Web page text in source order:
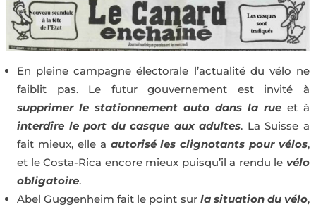
En pleine campagne électorale l’actualité du vélo ne
faiblit pas. Le futur gouvernement est invité à
supprimer le stationnement auto dans la rue et à
interdire le port du casque aux adultes. La Suisse a
fait mieux, elle a autorisé les clignotants pour vélos,
et le Costa-Rica encore mieux puisqu’il a rendu levélo
obligatoire.
Abel Guggenheim fait le point sur la situation du vélo,